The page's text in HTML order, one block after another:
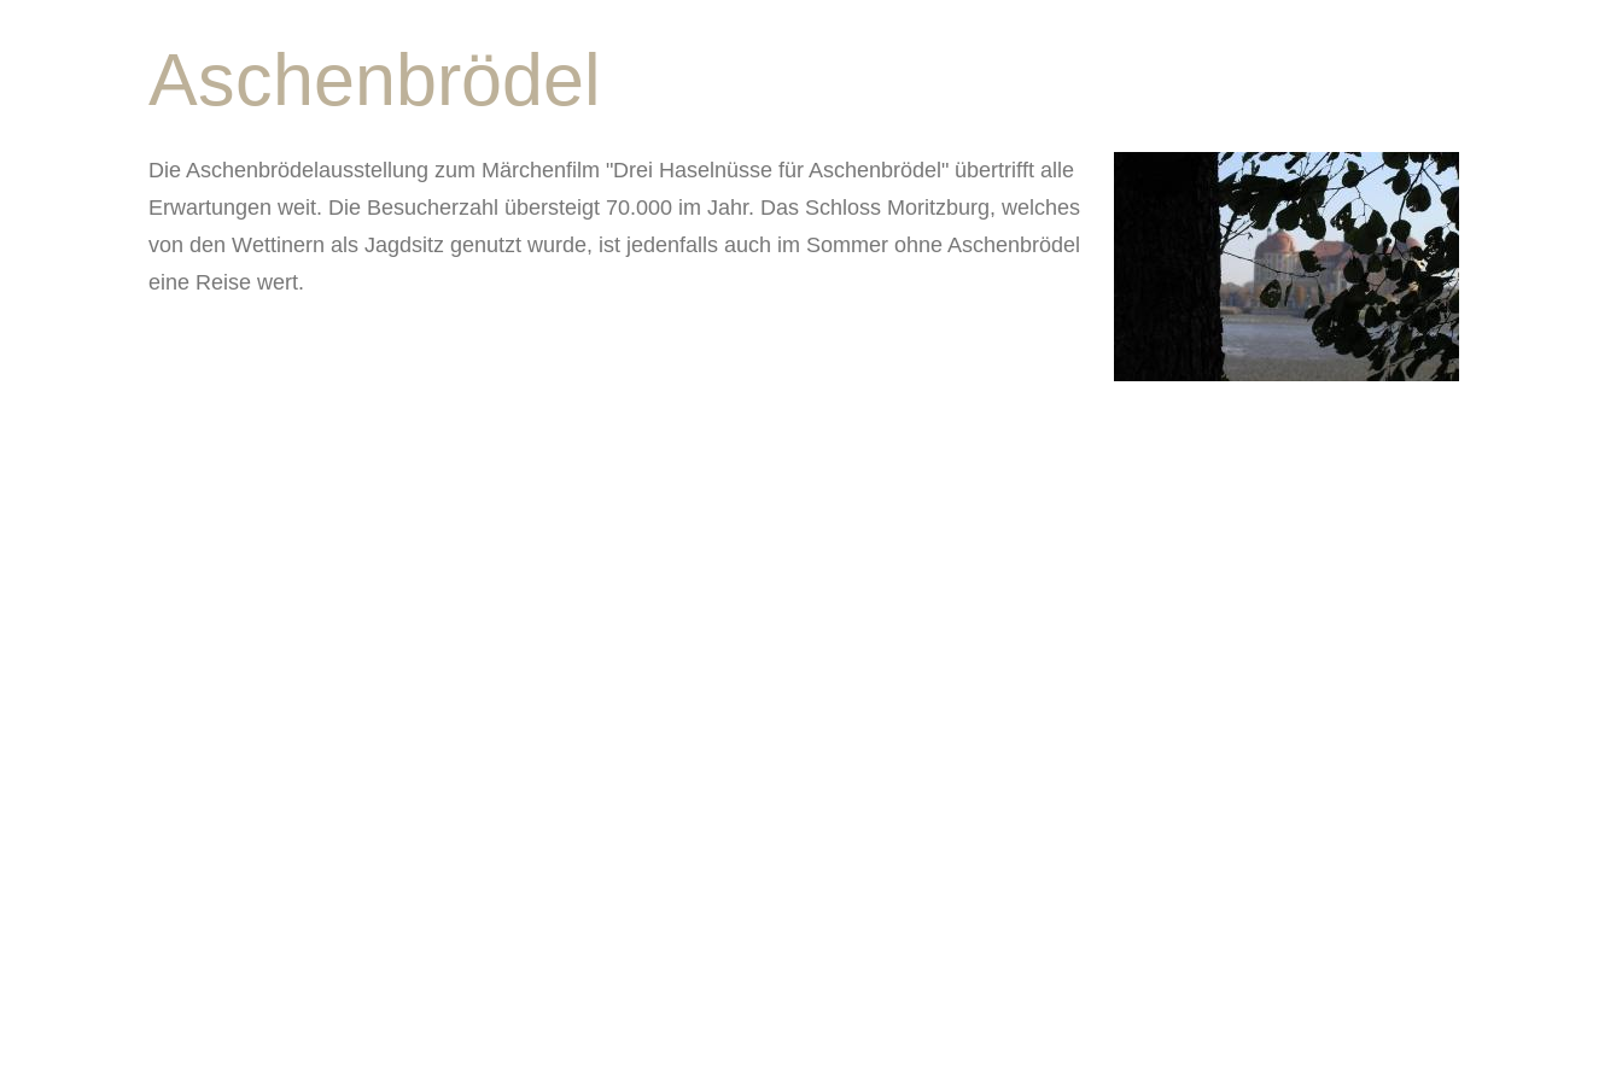
Aschenbrödel
Die Aschenbrödelausstellung zum Märchenfilm "Drei Haselnüsse für Aschenbrödel" übertrifft alle
Erwartungen weit. Die Besucherzahl übersteigt 70.000 im Jahr. Das Schloss Moritzburg, welches
von den Wettinern als Jagdsitz genutzt wurde, ist jedenfalls auch im Sommer ohne Aschenbrödel
eine Reise wert.